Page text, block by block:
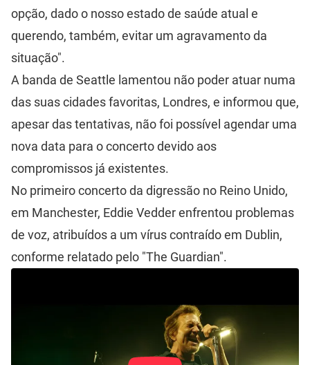
opção, dado o nosso estado de saúde atual e
querendo, também, evitar um agravamento da
situação".
A banda de Seattle lamentou não poder atuar numa
das suas cidades favoritas, Londres, e informou que,
apesar das tentativas, não foi possível agendar uma
nova data para o concerto devido aos
compromissos já existentes.
No primeiro concerto da digressão no Reino Unido,
em Manchester, Eddie Vedder enfrentou problemas
de voz, atribuídos a um vírus contraído em Dublin,
conforme relatado pelo "The Guardian".